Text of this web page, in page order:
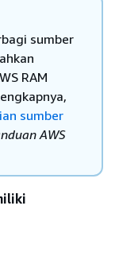
sumber
RAM
sumber
AWS